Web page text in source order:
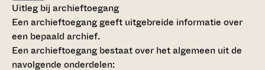
Uitleg bij archieftoegang
Een archieftoegang geeft uitgebreide informatie over
een bepaald archief.
Een archieftoegang bestaat over het algemeen uit de
navolgende onderdelen: